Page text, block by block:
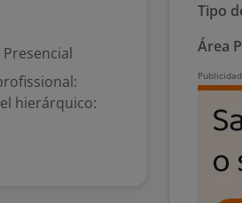
Presencial
hierárquico:
Tipo
Área